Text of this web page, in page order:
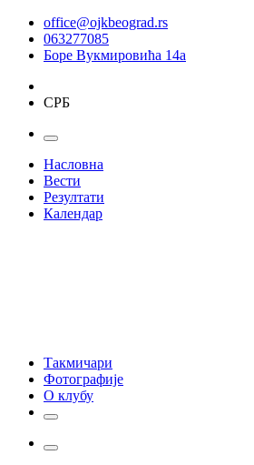
office@ojkbeograd.rs
063277085
Боре Вукмировића 14а
СРБ
Насловна
Вести
Резултати
Календар
Такмичари
Фотографије
О клубу